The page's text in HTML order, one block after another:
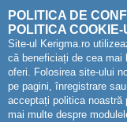
POLITICA DE
POLITICA COOKIE-
Site-ul Kerigma.ro
că beneficiați de cea mai
oferi. Folosirea site-ului
pe pagini, înregistrare
acceptați politica noastră
mai multe despre